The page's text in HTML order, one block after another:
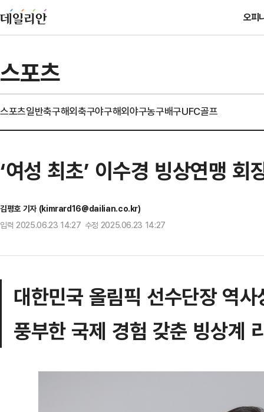
오피
스포츠
스포츠일반축구해외축구야구해외야구농구배구UFC골프
‘여성 최초’ 이수경 빙상연맹
김평호 기자 (kimrard16@dailian.co.kr)
입력 2025.06.23 14:27 수정 2025.06.23 14:27
대한민국 올림픽 선수단장 역
풍부한 국제 경험 갖춘 빙상계